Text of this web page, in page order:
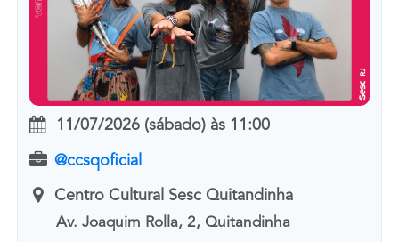
11/07/2026 (sábado) às 11:00
@ccsqoficial
Centro Cultural Sesc Quitandinha
Av. Joaquim Rolla, 2, Quitandinha